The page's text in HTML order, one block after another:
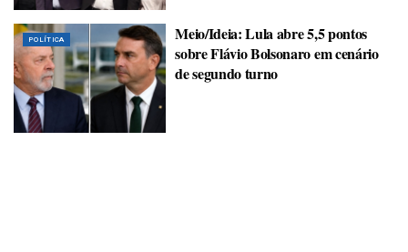
POLÍTICA
Meio/Ideia: Lula abre 5,5 pontos
sobre Flávio Bolsonaro em cenário
de segundo turno